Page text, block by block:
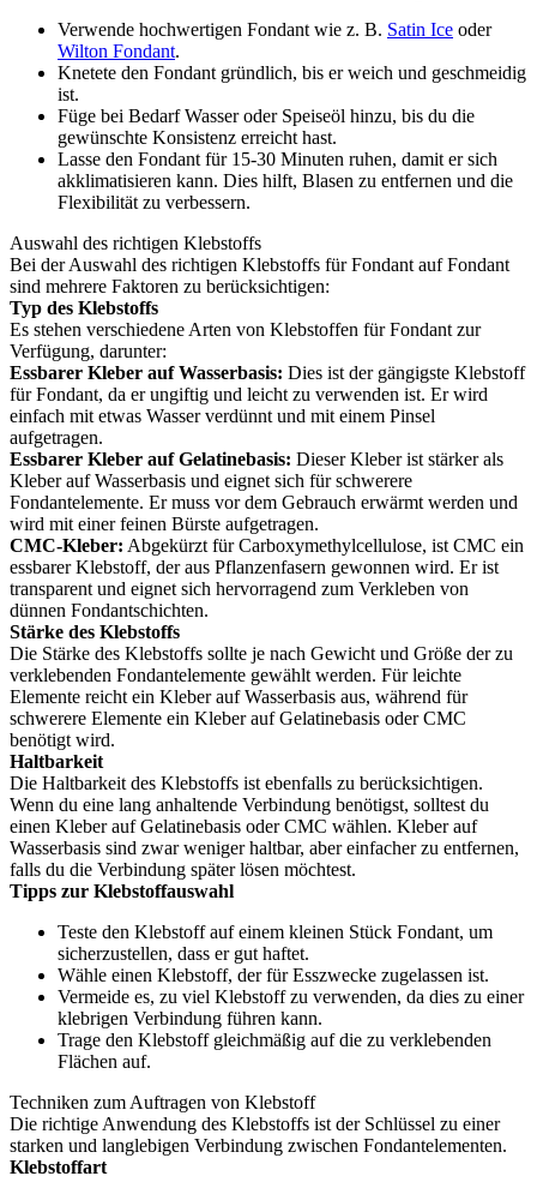
Verwende hochwertigen Fondant wie z. B. Satin Ice oder
Wilton Fondant.
Knetete den Fondant gründlich, bis er weich und geschmeidig
ist.
Füge bei Bedarf Wasser oder Speiseöl hinzu, bis du die
gewünschte Konsistenz erreicht hast.
Lasse den Fondant für 15-30 Minuten ruhen, damit er sich
akklimatisieren kann. Dies hilft, Blasen zu entfernen und die
Flexibilität zu verbessern.
Auswahl des richtigen Klebstoffs
Bei der Auswahl des richtigen Klebstoffs für Fondant auf Fondant
sind mehrere Faktoren zu berücksichtigen:
Typ des Klebstoffs
Es stehen verschiedene Arten von Klebstoffen für Fondant zur
Verfügung, darunter:
Essbarer Kleber auf Wasserbasis: Dies ist der gängigste Klebstoff
für Fondant, da er ungiftig und leicht zu verwenden ist. Er wird
einfach mit etwas Wasser verdünnt und mit einem Pinsel
aufgetragen.
Essbarer Kleber auf Gelatinebasis: Dieser Kleber ist stärker als
Kleber auf Wasserbasis und eignet sich für schwerere
Fondantelemente. Er muss vor dem Gebrauch erwärmt werden und
wird mit einer feinen Bürste aufgetragen.
CMC-Kleber: Abgekürzt für Carboxymethylcellulose, ist CMC ein
essbarer Klebstoff, der aus Pflanzenfasern gewonnen wird. Er ist
transparent und eignet sich hervorragend zum Verkleben von
dünnen Fondantschichten.
Stärke des Klebstoffs
Die Stärke des Klebstoffs sollte je nach Gewicht und Größe der zu
verklebenden Fondantelemente gewählt werden. Für leichte
Elemente reicht ein Kleber auf Wasserbasis aus, während für
schwerere Elemente ein Kleber auf Gelatinebasis oder CMC
benötigt wird.
Haltbarkeit
Die Haltbarkeit des Klebstoffs ist ebenfalls zu berücksichtigen.
Wenn du eine lang anhaltende Verbindung benötigst, solltest du
einen Kleber auf Gelatinebasis oder CMC wählen. Kleber auf
Wasserbasis sind zwar weniger haltbar, aber einfacher zu entfernen,
falls du die Verbindung später lösen möchtest.
Tipps zur Klebstoffauswahl
Teste den Klebstoff auf einem kleinen Stück Fondant, um
sicherzustellen, dass er gut haftet.
Wähle einen Klebstoff, der für Esszwecke zugelassen ist.
Vermeide es, zu viel Klebstoff zu verwenden, da dies zu einer
klebrigen Verbindung führen kann.
Trage den Klebstoff gleichmäßig auf die zu verklebenden
Flächen auf.
Techniken zum Auftragen von Klebstoff
Die richtige Anwendung des Klebstoffs ist der Schlüssel zu einer
starken und langlebigen Verbindung zwischen Fondantelementen.
Klebstoffart